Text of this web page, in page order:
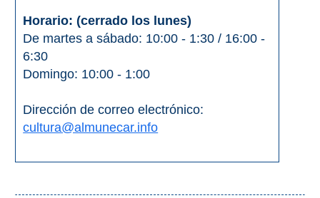
Horario: (cerrado los lunes)
De martes a sábado: 10:00 - 1:30 / 16:00 -
6:30
Domingo: 10:00 - 1:00
Dirección de correo electrónico:
cultura@almunecar.info